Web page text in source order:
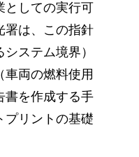
としての実行可
署は、この指針
ステム境界）
両の燃料使用
書を作成する手
プリントの基礎